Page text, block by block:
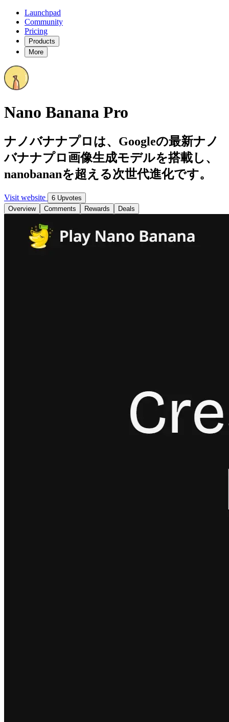
Launchpad
Community
Pricing
Products
More
Nano Banana Pro
ナノバナナプロは、Googleの最新ナノ
バナナプロ画像生成モデルを搭載し、
nanobananを超える次世代進化です。
Visit website
6 Upvotes
Overview
Comments Rewards Deals